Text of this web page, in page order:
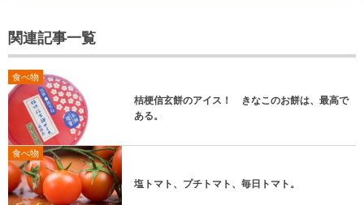
関連記事一覧
食べ物
桔梗信玄餅のアイス！ きなこのお餅は、最高で
ある。
食べ物
塩トマト、プチトマト、毎日トマト。